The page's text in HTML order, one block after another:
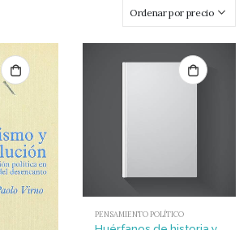
PENSAMIENTO POLÍTICO